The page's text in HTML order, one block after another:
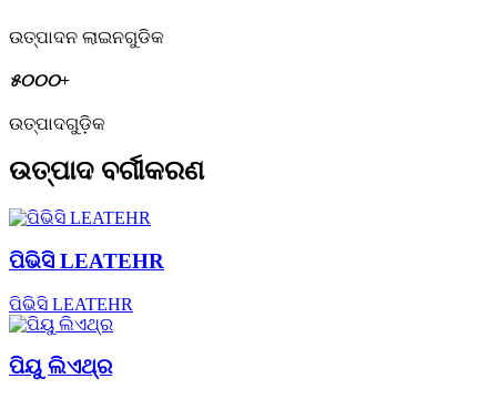
ଉତ୍ପାଦନ ଲାଇନଗୁଡିକ
୫୦୦୦+
ଉତ୍ପାଦଗୁଡ଼ିକ
ଉତ୍ପାଦ ବର୍ଗୀକରଣ
ପିଭିସି LEATEHR
ପିଭିସି LEATEHR
ପିୟୁ ଲିଏଥ୍ର